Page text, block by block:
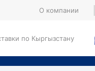
О компании
по Кыргызстану